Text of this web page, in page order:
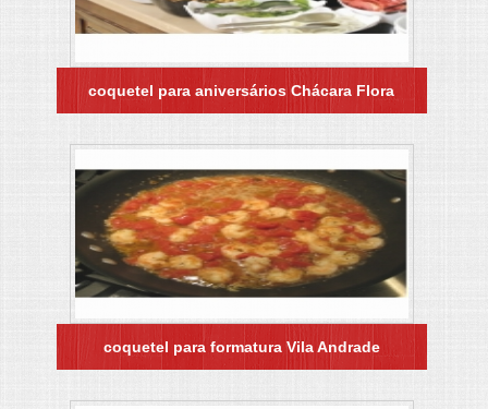
coquetel para aniversários Chácara Flora
coquetel para formatura Vila Andrade